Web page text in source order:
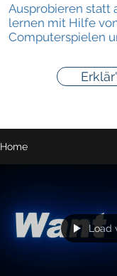
Ausprobieren statt
lernen mit Hilfe
Computerspielen
Home
Load